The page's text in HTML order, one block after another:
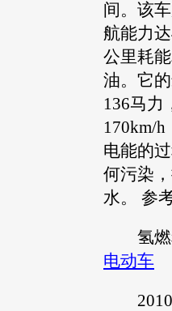
间。该
航能力
公里耗
油。它
136马力
170km/
电能的
何污染
水。 参
氢燃
电动车
2010